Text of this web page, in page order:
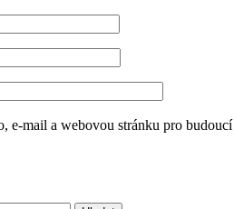
e-mail a webovou stránku pro budoucí